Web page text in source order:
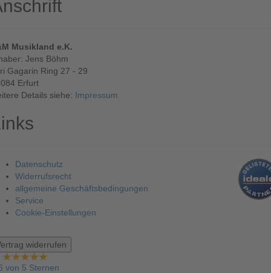
Musikland e.K.
Jens Böhm
Gagarin Ring 27 - 29
Erfurt
Details siehe: Impressum
Datenschutz
Widerrufsrecht
allgemeine Geschäftsbedingungen
Service
Cookie-Einstellungen
widerrufen
von 5 Sternen